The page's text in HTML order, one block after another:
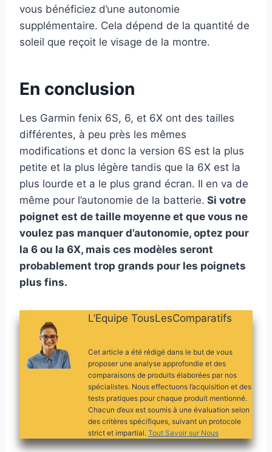
vous bénéficiez d’une autonomie
supplémentaire. Cela dépend de la quantité de
soleil que reçoit le visage de la montre.
En conclusion
Les Garmin fenix 6S, 6, et 6X ont des tailles
différentes, à peu près les mêmes
modifications et donc la version 6S est la plus
petite et la plus légère tandis que la 6X est la
plus lourde et a le plus grand écran. Il en va de
même pour l’autonomie de la batterie. Si votre
poignet est de taille moyenne et que vous ne
voulez pas manquer d’autonomie, optez pour
la 6 ou la 6X, mais ces modèles seront
probablement trop grands pour les poignets
plus fins.
L’Equipe TousLesComparatifs
Cet article a été rédigé dans le but de vous
proposer une analyse approfondie et des
comparaisons de produits élaborées par nos
spécialistes. Nous effectuons l’acquisition et des
tests pratiques pour chaque produit mentionné.
Chacun d’eux est soumis à une évaluation selon
des critères spécifiques, suivant un protocole
strict et impartial. Tout Savoir sur Nous